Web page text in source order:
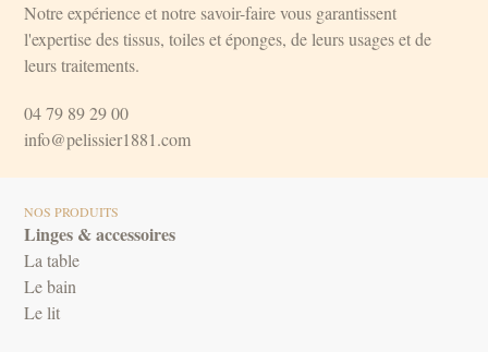
Notre expérience et notre savoir-faire vous garantissent
l'expertise des tissus, toiles et éponges, de leurs usages et de
leurs traitements.
04 79 89 29 00
info@pelissier1881.com
NOS PRODUITS
Linges & accessoires
La table
Le bain
Le lit